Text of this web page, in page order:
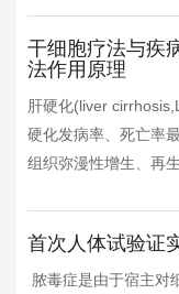
干细胞疗法与疾
法作用原理
肝硬化(liver
硬化发病率、死亡率
组织弥漫性增生、再
首次人体试验证
脓毒症是由于宿主对